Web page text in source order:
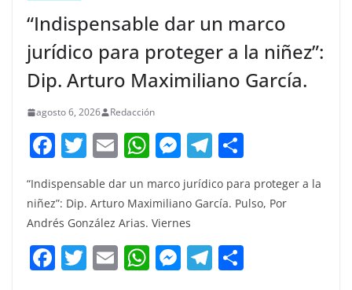
“Indispensable dar un marco
jurídico para proteger a la niñez”:
Dip. Arturo Maximiliano García.
agosto 6, 2026 Redacción
F
c
e
b
o
T
w
itt
er
E
ai
l
W
at
s
A
p
M
e
ss
e
n
g
T
e
a
m
m
“Indispensable dar un marco jurídico para proteger a la
niñez”: Dip. Arturo Maximiliano García. Pulso, Por
Andrés González Arias. Viernes
F T E W M T